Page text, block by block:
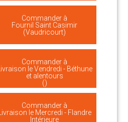
Commander à
Fournil Saint Casimir
(Vaudricourt)
Commander à
Livraison le Vendredi - Béthune
et alentours
()
Commander à
Livraison le Mercredi - Flandre
Intérieure